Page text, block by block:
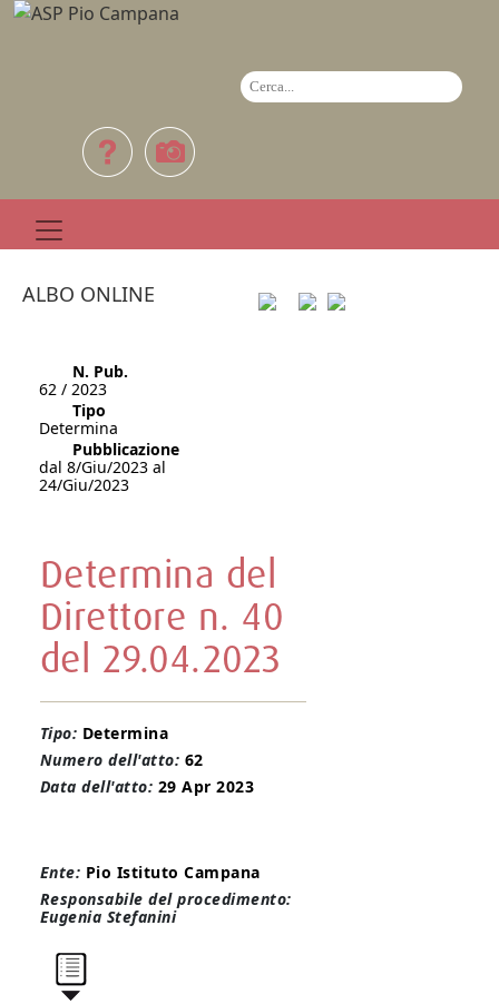
ALBO ONLINE
N. Pub.
62 / 2023
Tipo
Determina
Pubblicazione
dal 8/Giu/2023 al
24/Giu/2023
Determina del
Direttore n. 40
del 29.04.2023
Tipo: Determina
Numero dell'atto: 62
Data dell'atto: 29 Apr 2023
Ente: Pio Istituto Campana
Responsabile del procedimento:
Eugenia Stefanini